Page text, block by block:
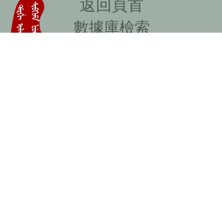
​返回頁首
數據庫檢索